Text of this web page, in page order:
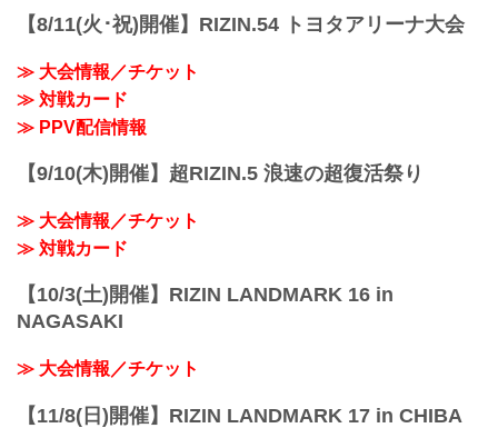
をテーマに、主要都市を中心に開催して
いる通常のナンバーシリーズやRIZIN
【8/11(火･祝)開催】RIZIN.54 トヨタアリーナ大会
≫ 大会情報／チケット
≫ 対戦カード
≫ PPV配信情報
【9/10(木)開催】超RIZIN.5 浪速の超復活祭り
≫ 大会情報／チケット
≫ 対戦カード
【10/3(土)開催】RIZIN LANDMARK 16 in
NAGASAKI
≫ 大会情報／チケット
【11/8(日)開催】RIZIN LANDMARK 17 in CHIBA